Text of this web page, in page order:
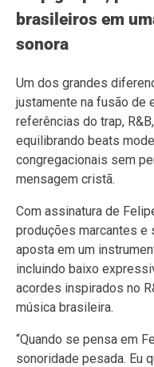
brasileiros em
sonora
Um dos grandes
justamente na fusão de
referências do trap,
equilibrando beats
congregacionais sem
mensagem cristã.
Com assinatura de
produções marcantes e
aposta em um
incluindo baixo
acordes inspirados no
música brasileira.
“Quando se pensa em
sonoridade pesada. Eu